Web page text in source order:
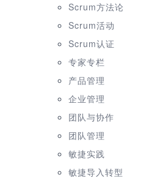
Scrum方法论
Scrum活动
Scrum认证
专家专栏
产品管理
企业管理
团队与协作
团队管理
敏捷实践
敏捷导入转型